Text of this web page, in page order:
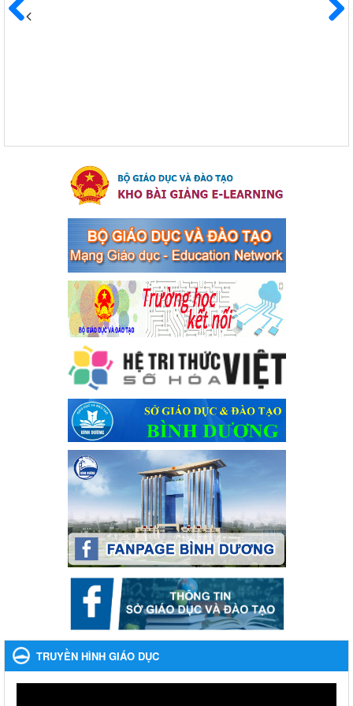
Kế hoạch Triển khai công tác tuyên truyền, đảm bảo trật tự,
an toàn giao thông năm 2024 tại các cơ sở giáo dục trên địa
của Thủ tướng Chính phủ về tăng cường phòng ngừa, đấu
tranh tội phạm, vi phạm pháp luật liên quan đến hoạt động
tổ chức đánh bạc và đánh bạc
Kế hoạch thực hiện Chỉ thị số 16/CT-TTg ngày 27/05/2023 của
phạm, vi phạm pháp luật liên quan đến hoạt động tổ chức đánh
bạc và đánh bạc
Ngày ban hành: 04/03/2024
Kế hoạch Tổ chức Hội trại truyền thống học sinh thị xã Bến
Cát Lần thứ VIII, năm học 2023-2024
Kế hoạch Tổ chức Hội trại truyền thống học sinh thị xã Bến Cát
Lần thứ VIII, năm học 2023-2024
Ngày ban hành: 28/12/2023
Phối hợp rà soát nhu cầu tiêm vắc xin phòng Covid 19
Phối hợp rà soát nhu cầu tiêm vắc xin phòng Covid 19
Ngày ban hành: 22/11/2023
Phát động, triển khai Cuộc thi " An toàn giao thông cho nụ
cười ngày mai" dành cho học sinh và giáo viên trung học
năm học 2023-2024
Phát động, triển khai Cuộc thi " An toàn giao thông cho nụ cười
ngày mai" dành cho học sinh và giáo viên trung học năm học
Ngày ban hành: 22/11/2023
Nhắc nhỡ thực hiện thanh toán không dùng tiền mặt các
khoản thu trong nhà trường năm học 2023-2024 và các năm
Nhắc nhỡ thực hiện thanh toán không dùng tiền mặt các khoản
thu trong nhà trường năm học 2023-2024 và các năm tiếp theo
Ngày ban hành: 27/09/2023
TRUYỀN HÌNH GIÁO DỤC